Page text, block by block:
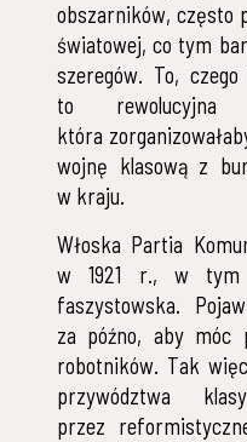
obszarników, często
światowej, co tym
szeregów. To,
to rewolucyjna
która
wojnę klasową z
w kraju.
Włoska Partia
w 1921 r., w tym
faszystowska.
za późno, aby móc
robotników. Tak
przywództwa
przez